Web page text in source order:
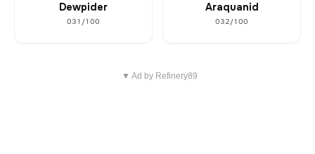
Dewpider
031/100
Araquanid
032/100
▼ Ad by Refinery89